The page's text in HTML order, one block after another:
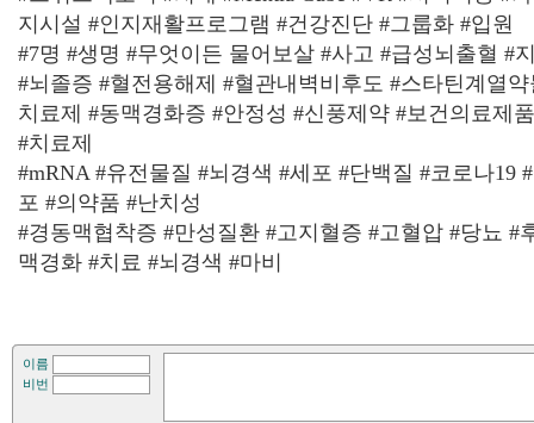
지시설 #인지재활프로그램 #건강진단 #그룹화 #입원
#7명 #생명 #무엇이든 물어보살 #사고 #급성뇌출혈 #
#뇌졸증 #혈전용해제 #혈관내벽비후도 #스타틴계열
치료제 #동맥경화증 #안정성 #신풍제약 #보건의료제
#치료제
#mRNA #유전물질 #뇌경색 #세포 #단백질 #코로나19
포 #의약품 #난치성
#경동맥협착증 #만성질환 #고지혈증 #고혈압 #당뇨 #
맥경화 #치료 #뇌경색 #마비
이름
비번